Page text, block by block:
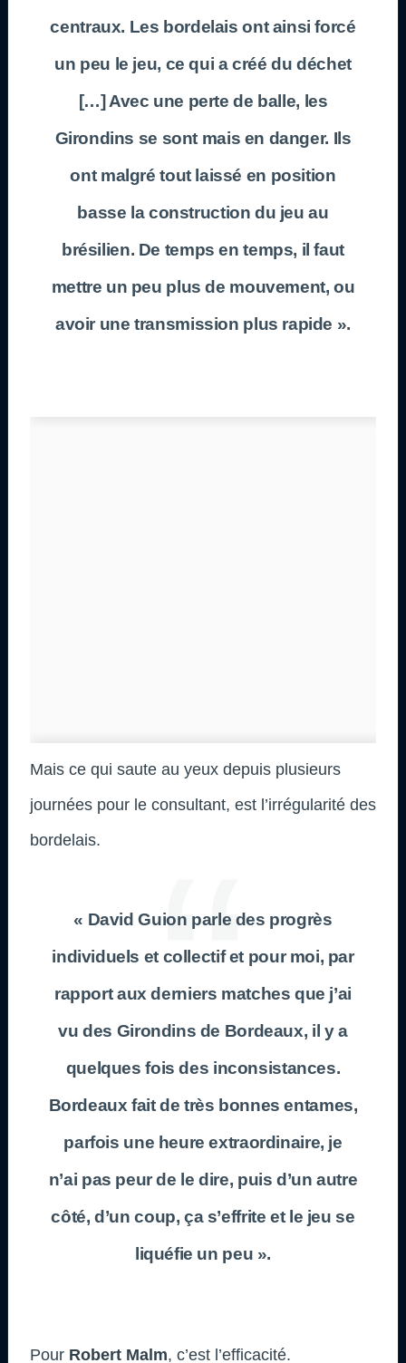
centraux. Les bordelais ont ainsi forcé
un peu le jeu, ce qui a créé du déchet
[…] Avec une perte de balle, les
Girondins se sont mais en danger. Ils
ont malgré tout laissé en position
basse la construction du jeu au
brésilien. De temps en temps, il faut
mettre un peu plus de mouvement, ou
avoir une transmission plus rapide ».
Mais ce qui saute au yeux depuis plusieurs
journées pour le consultant, est l’irrégularité des
bordelais.
« David Guion parle des progrès
individuels et collectif et pour moi, par
rapport aux derniers matches que j’ai
vu des Girondins de Bordeaux, il y a
quelques fois des inconsistances.
Bordeaux fait de très bonnes entames,
parfois une heure extraordinaire, je
n’ai pas peur de le dire, puis d’un autre
côté, d’un coup, ça s’effrite et le jeu se
liquéfie un peu ».
Pour Robert Malm, c’est l’efficacité.